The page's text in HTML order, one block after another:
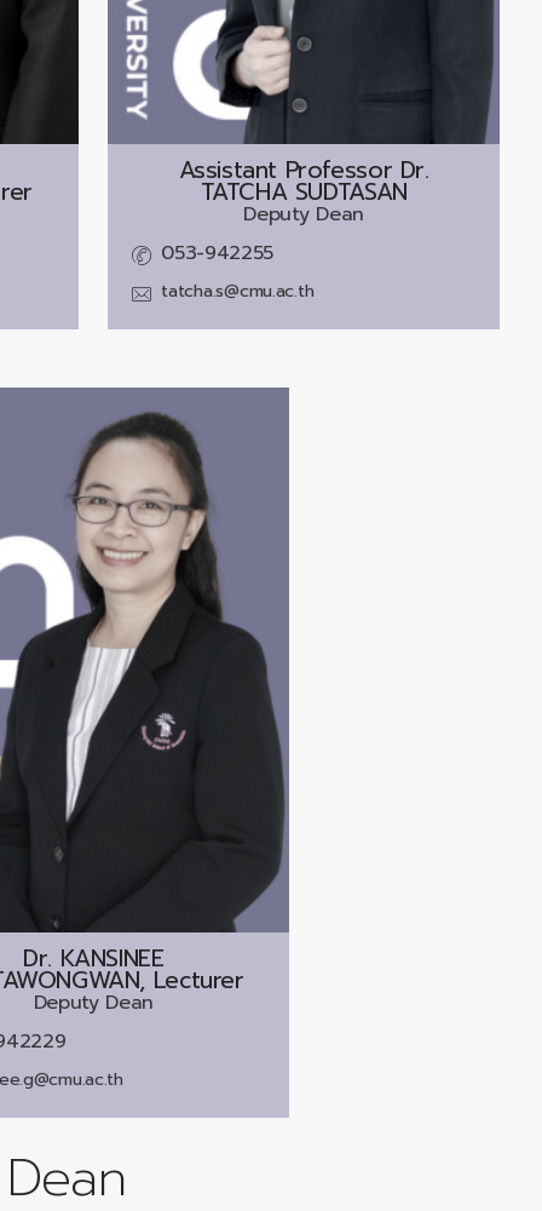
Assistant Professor Dr.
TATCHA SUDTASAN
Deputy Dean
053-942255
tatcha.s@cmu.ac.th
Dr. KANSINEE
Lecturer
Deputy Dean